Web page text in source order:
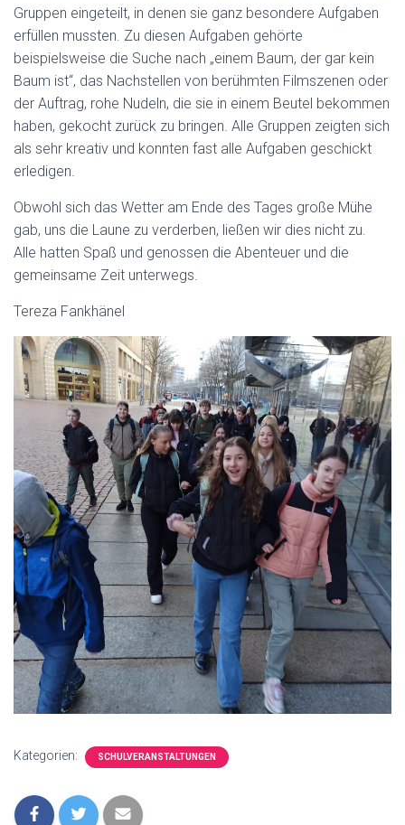
Gruppen eingeteilt, in denen sie ganz besondere Aufgaben
erfüllen mussten. Zu diesen Aufgaben gehörte
beispielsweise die Suche nach „einem Baum, der gar kein
Baum ist“, das Nachstellen von berühmten Filmszenen oder
der Auftrag, rohe Nudeln, die sie in einem Beutel bekommen
haben, gekocht zurück zu bringen. Alle Gruppen zeigten sich
als sehr kreativ und konnten fast alle Aufgaben geschickt
erledigen.
Obwohl sich das Wetter am Ende des Tages große Mühe
gab, uns die Laune zu verderben, ließen wir dies nicht zu.
Alle hatten Spaß und genossen die Abenteuer und die
gemeinsame Zeit unterwegs.
Tereza Fankhänel
Kategorien: SCHULVERANSTALTUNGEN